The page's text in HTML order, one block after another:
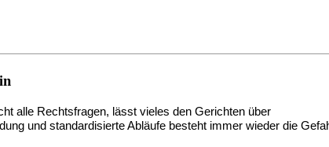
alle Rechtsfragen, lässt vieles den Gerichten über
und standardisierte Abläufe besteht immer wieder die